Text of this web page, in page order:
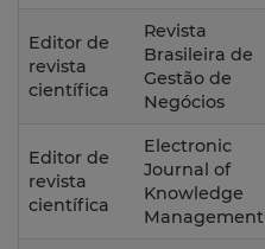
Editor de
revista
científica
Revista
Brasileira de
Gestão de
Negócios
Editor de
revista
científica
Electronic
Journal of
Knowledge
Management